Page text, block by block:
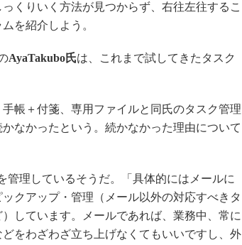
くりいく方法が見つからず、右往左往するこ
を紹介しよう。
AyaTakubo氏は、これまで試してきたタスク
帳＋付箋、専用ファイルと同氏のタスク管理
なかったという。続かなかった理由について
理しているそうだ。「具体的にはメールに
クアップ・管理（メール以外の対応すべきタ
しています。メールであれば、業務中、常に
をわざわざ立ち上げなくてもいいですし、外